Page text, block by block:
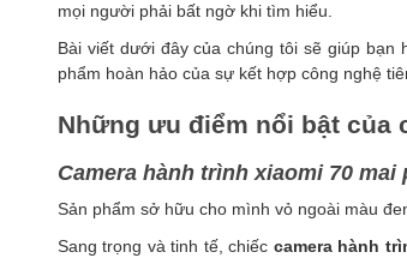
mọi người phải bất ngờ khi tìm hiểu.
Bài viết dưới đây của chúng tôi sẽ giúp bạn
phẩm hoàn hảo của sự kết hợp công nghệ
Những ưu điểm nổi bật của
Camera hành trình xiaomi 70
Sản phẩm sở hữu cho mình vỏ ngoài màu
Sang trọng và tinh tế, chiếc camera hành